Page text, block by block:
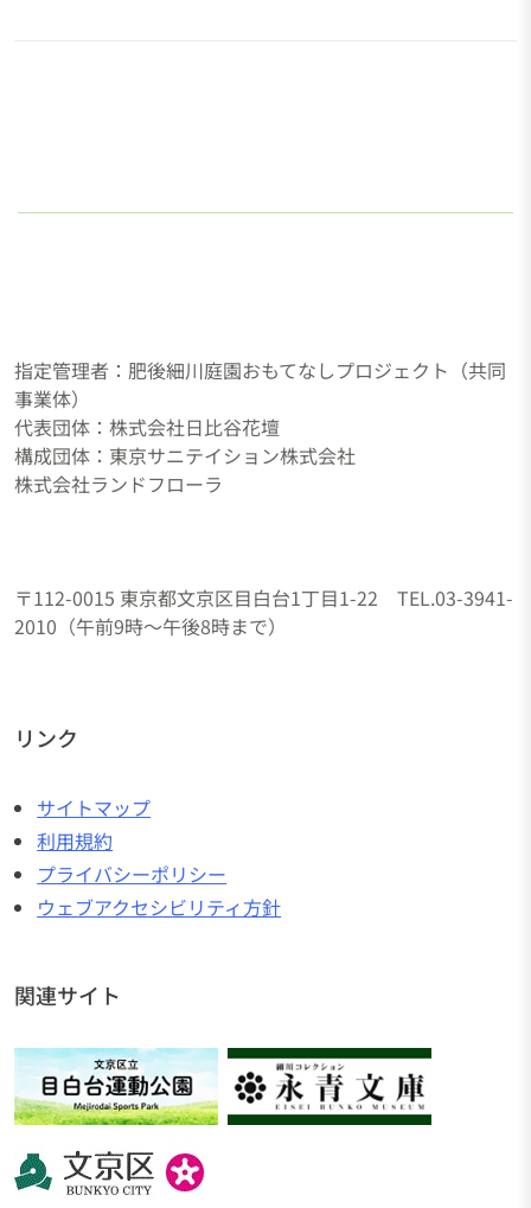
指定管理者：肥後細川庭園おもてなしプロジェクト（共同
事業体）
代表団体：株式会社日比谷花壇
構成団体：東京サニテイション株式会社
株式会社ランドフローラ
〒112-0015 東京都文京区目白台1丁目1-22 TEL.03-3941-
2010（午前9時～午後8時まで）
リンク
サイトマップ
利用規約
プライバシーポリシー
ウェブアクセシビリティ方針
関連サイト